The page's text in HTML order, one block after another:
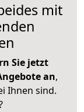
mit
Sie jetzt
an,
Ihnen sind.